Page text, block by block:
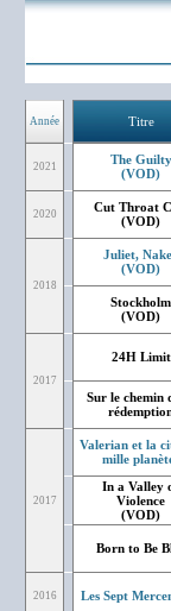
Année Titre
2021
The Guilty
(VOD)
2020
Cut Throat
(VOD)
2018
Juliet,
(VOD)
Stockholm
(VOD)
2017
24H Limit
Sur le chemin
2017
Valerian et la
mille
In a Valley
Violence
(VOD)
Born to Be
2016 Les Sept